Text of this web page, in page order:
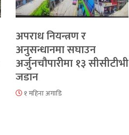
अपराध नियन्त्रण र
अनुसन्धानमा सघाउन
अर्जुनचौपारीमा १३ सीसीटीभी
जडान
१ महिना अगाडि